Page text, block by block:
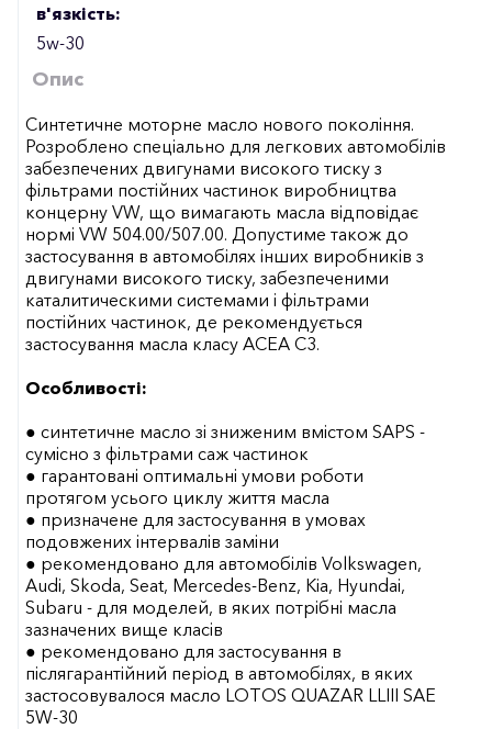
в'язкість:
5w-30
Опис
Синтетичне моторне масло нового покоління.
Розроблено спеціально для легкових автомобілів
забезпечених двигунами високого тиску з
фільтрами постійних частинок виробництва
концерну VW, що вимагають масла відповідає
нормі VW 504.00/507.00. Допустиме також до
застосування в автомобілях інших виробників з
двигунами високого тиску, забезпеченими
каталитическими системами і фільтрами
постійних частинок, де рекомендується
застосування масла класу ACEA C3.
Особливості:
● синтетичне масло зі зниженим вмістом SAPS -
сумісно з фільтрами саж частинок
● гарантовані оптимальні умови роботи
протягом усього циклу життя масла
● призначене для застосування в умовах
подовжених інтервалів заміни
● рекомендовано для автомобілів Volkswagen,
Audi, Skoda, Seat, Mercedes-Benz, Kia, Hyundai,
Subaru - для моделей, в яких потрібні масла
зазначених вище класів
● рекомендовано для застосування в
післягарантійний період в автомобілях, в яких
застосовувалося масло LOTOS QUAZAR LLIII SAE
5W-30